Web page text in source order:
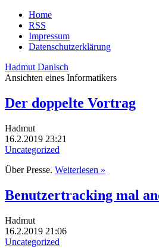
Home
RSS
Impressum
Datenschutzerklärung
Hadmut Danisch
Ansichten eines Informatikers
Der doppelte Vortrag
Hadmut
16.2.2019 23:21
Uncategorized
Über Presse. Weiterlesen »
Benutzertracking mal
Hadmut
16.2.2019 21:06
Uncategorized